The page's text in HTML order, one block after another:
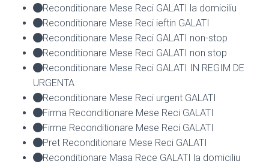
Reconditionare Mese Reci GALATI la domiciliu
Reconditionare Mese Reci ieftin GALATI
Reconditionare Mese Reci GALATI non-stop
Reconditionare Mese Reci GALATI non stop
Reconditionare Mese Reci GALATI IN REGIM DE
URGENTA
Reconditionare Mese Reci urgent GALATI
Firma Reconditionare Mese Reci GALATI
Firme Reconditionare Mese Reci GALATI
Pret Reconditionare Mese Reci GALATI
Reconditionare Masa Rece GALATI la domiciliu